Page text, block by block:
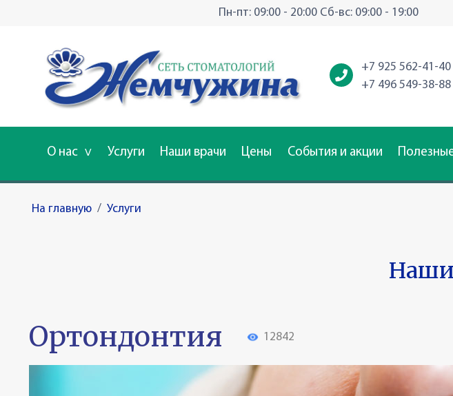
Пн-пт: 09:00 - 20:00 Сб-вс: 09:00 - 19:00
+7 925 562-41-40
+7 496 549-38-88
О нас ᐯ Услуги Наши врачи Цены События и акции
На главную / Услуги
Наши
Ортондонтия 12842